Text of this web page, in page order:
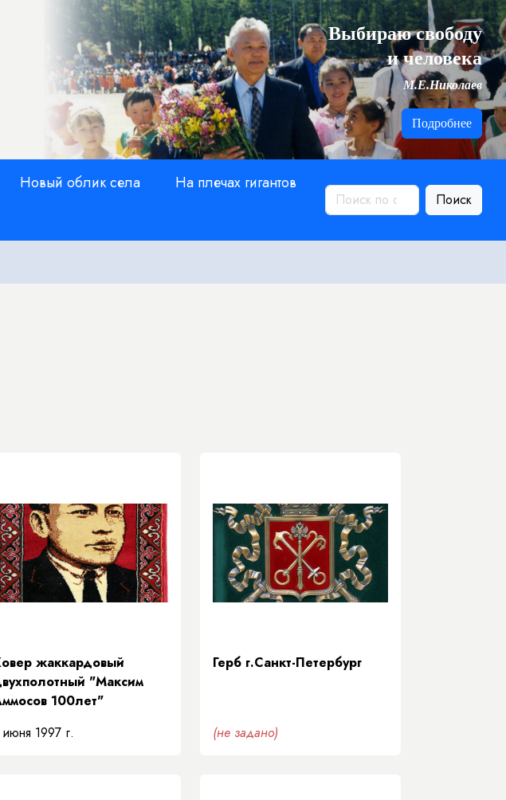
Выбираю свободу
и человека
М.Е.Николаев
Подробнее
Новый облик села
На плечах гигантов
Поиск
жаккардовый
"Максим
100лет"
июня 1997 г.
Герб г.Санкт-Петербург
(не задано)